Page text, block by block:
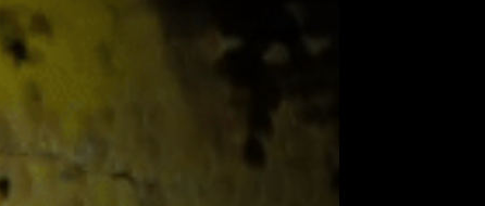
são representados por 16 espécies: C.
C. monoculus e C. ocellaris (Rio
C. temensis (Rio Orinoco e Amazonas);
e Tocantins); C. piquiti (Rio Tocantins e
mirianae (Rio Tocantins e Xingu); C.
Rio Negro); C. pinima (Baixo Rio
C. thyrorus (Rio Trombetas acima da
e Baixo Trombetas).